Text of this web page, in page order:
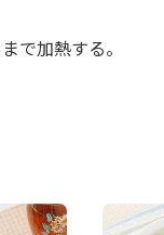
で加熱する。